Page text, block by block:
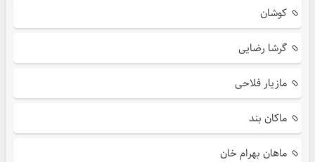
کوشان
گرشا رضایی
مازیار فلاحی
ماکان بند
ماهان بهرام خان